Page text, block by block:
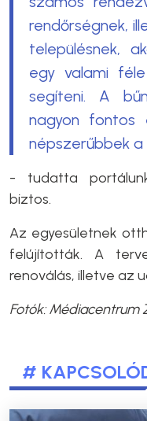
rendőrségnek,
településnek,
egy valami
segíteni. A
nagyon
népszerűbbek
- tudatta
biztos.
Az egyesületnek
felújították. A
renoválás, illetve az
Fotók: Médiacentrum
#